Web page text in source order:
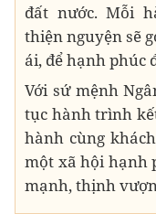
đất nước. Mỗi
thiện nguyện sẽ
ái, để hạnh phúc
Với sứ mệnh
tục hành trình
hành cùng
một xã hội hạnh
mạnh, thịnh